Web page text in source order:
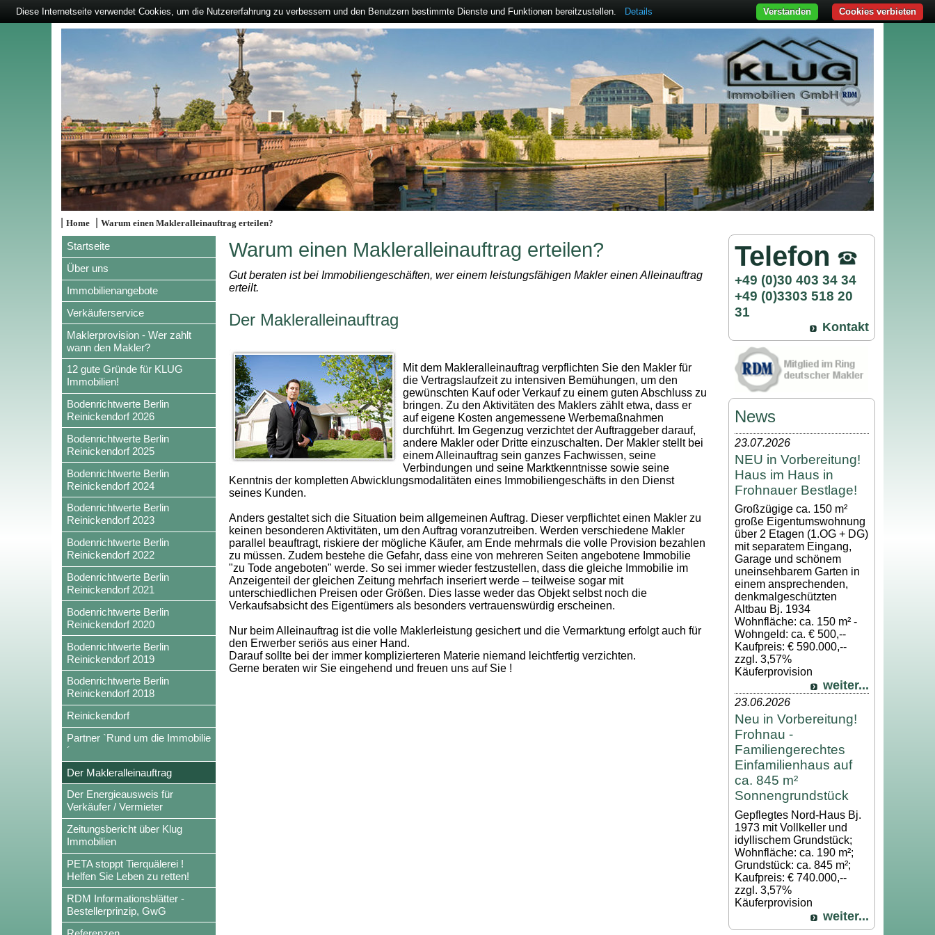
|Home |Warum einen Makleralleinauftrag erteilen?
Startseite
Über uns
Immobilienangebote
Verkäuferservice
Maklerprovision - Wer zahlt
wann den Makler?
12 gute Gründe für KLUG
Immobilien!
Bodenrichtwerte Berlin
Reinickendorf 2026
Bodenrichtwerte Berlin
Reinickendorf 2025
Bodenrichtwerte Berlin
Reinickendorf 2024
Bodenrichtwerte Berlin
Reinickendorf 2023
Bodenrichtwerte Berlin
Reinickendorf 2022
Bodenrichtwerte Berlin
Reinickendorf 2021
Bodenrichtwerte Berlin
Reinickendorf 2020
Bodenrichtwerte Berlin
Reinickendorf 2019
Bodenrichtwerte Berlin
Reinickendorf 2018
Reinickendorf
Partner `Rund um die Immobilie
´
Der Makleralleinauftrag
Der Energieausweis für
Verkäufer / Vermieter
Zeitungsbericht über Klug
Immobilien
PETA stoppt Tierquälerei !
Helfen Sie Leben zu retten!
RDM Informationsblätter -
Bestellerprinzip, GwG
Warum einen Makleralleinauftrag erteilen?
Gut beraten ist bei Immobiliengeschäften, wer einem leistungsfähigen Makler einen Alleinauftrag
erteilt.
Der Makleralleinauftrag
Mit dem Makleralleinauftrag verpflichten Sie den Makler für
die Vertragslaufzeit zu intensiven Bemühungen, um den
gewünschten Kauf oder Verkauf zu einem guten Abschluss zu
bringen. Zu den Aktivitäten des Maklers zählt etwa, dass er
auf eigene Kosten angemessene Werbemaßnahmen
durchführt. Im Gegenzug verzichtet der Auftraggeber darauf,
andere Makler oder Dritte einzuschalten. Der Makler stellt bei
einem Alleinauftrag sein ganzes Fachwissen, seine
Verbindungen und seine Marktkenntnisse sowie seine
Kenntnis der kompletten Abwicklungsmodalitäten eines Immobiliengeschäfts in den Dienst
seines Kunden.
Anders gestaltet sich die Situation beim allgemeinen Auftrag. Dieser verpflichtet einen Makler zu
keinen besonderen Aktivitäten, um den Auftrag voranzutreiben. Werden verschiedene Makler
parallel beauftragt, riskiere der mögliche Käufer, am Ende mehrmals die volle Provision bezahlen
zu müssen. Zudem bestehe die Gefahr, dass eine von mehreren Seiten angebotene Immobilie
"zu Tode angeboten" werde. So sei immer wieder festzustellen, dass die gleiche Immobilie im
Anzeigenteil der gleichen Zeitung mehrfach inseriert werde – teilweise sogar mit
unterschiedlichen Preisen oder Größen. Dies lasse weder das Objekt selbst noch die
Verkaufsabsicht des Eigentümers als besonders vertrauenswürdig erscheinen.
Nur beim Alleinauftrag ist die volle Maklerleistung gesichert und die Vermarktung erfolgt auch für
den Erwerber seriös aus einer Hand.
Darauf sollte bei der immer komplizierteren Materie niemand leichtfertig verzichten.
Gerne beraten wir Sie eingehend und freuen uns auf Sie !
Telefon
+49 (0)30 403 34 34
+49 (0)3303 518 20
31
Kontakt
News
23.07.2026
NEU in Vorbereitung!
Haus im Haus in
Frohnauer Bestlage!
Großzügige ca. 150 m²
große Eigentumswohnung
über 2 Etagen (1.OG + DG)
mit separatem Eingang,
Garage und schönem
uneinsehbarem Garten in
einem ansprechenden,
denkmalgeschützten
Altbau Bj. 1934
Wohnfläche: ca. 150 m² -
Wohngeld: ca. € 500,--
Kaufpreis: € 590.000,--
zzgl. 3,57%
Käuferprovision
weiter...
23.06.2026
Neu in Vorbereitung!
Frohnau -
Familiengerechtes
Einfamilienhaus auf
ca. 845 m²
Sonnengrundstück
Gepflegtes Nord-Haus Bj.
1973 mit Vollkeller und
idyllischem Grundstück;
Wohnfläche: ca. 190 m²;
Grundstück: ca. 845 m²;
Kaufpreis: € 740.000,--
zzgl. 3,57%
Käuferprovision
weiter...
Diese Internetseite verwendet Cookies, um die Nutzererfahrung zu verbessern und den Benutzern bestimmte Dienste und Funktionen bereitzustellen. Details Cookies verbieten
Verstanden